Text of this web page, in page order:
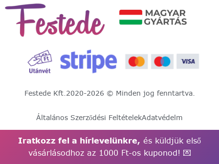
Festede Kft.2020-2026 © Minden jog fenntartva.
Általános Szerződési FeltételekAdatvédelm
Iratkozz fel a hírlevelünkre, és küldjük első
vásárlásodhoz az 1000 Ft-os kuponod! 💌